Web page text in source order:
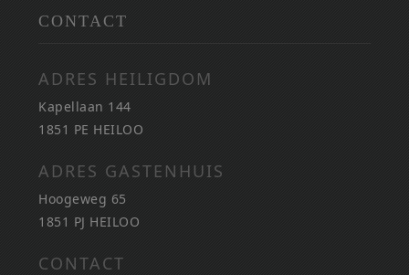
CONTACT
ADRES HEILIGDOM
Kapellaan 144
1851 PE HEILOO
ADRES GASTENHUIS
Hoogeweg 65
1851 PJ HEILOO
CONTACT